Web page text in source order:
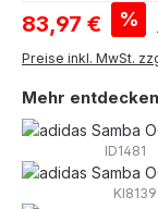
Verkaufspreis:
83,97 € %
Preise inkl. MwSt.
Mehr
ID1481
KI8139